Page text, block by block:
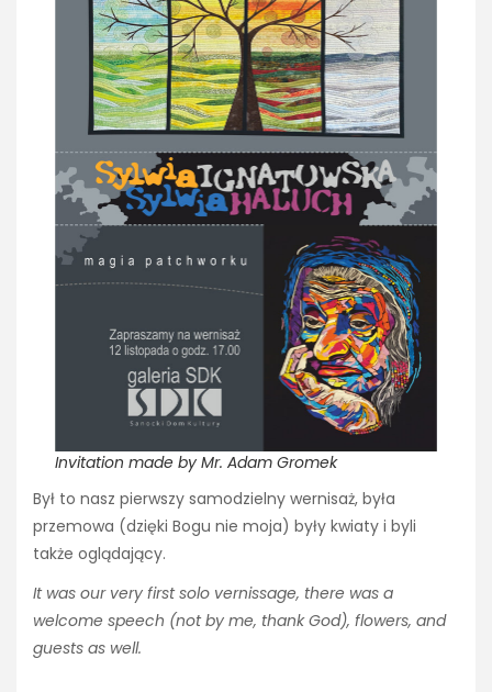
Invitation made by Mr. Adam Gromek
Był to nasz pierwszy samodzielny wernisaż, była
przemowa (dzięki Bogu nie moja) były kwiaty i byli
także oglądający.
It was our very first solo vernissage, there was a
welcome speech (not by me, thank God), flowers, and
guests as well.